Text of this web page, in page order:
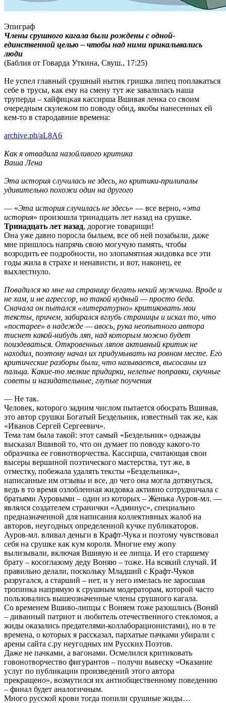
Эпиграф
Члены срушного кагала были рождены с одной-
единственной целью – чтобы над ними прикалывались
люди
(Баблия от Говарда Уткина, Свуш., 17:25)
Не успел главный срушный нытик гришка липец поплакаться
себе в трусы, как ему на смену тут же завалилась наша
труперда – хайфицкая кассирша Вшивая ленка со своим
очередным скулежом по поводу обид, якобы нанесенных ей
кем-то в стародавние времена:
archive.ph/aL8A6
Как я отвадила назойливого критика
Ваша Лена
Эта история случилась не здесь, но критики-прилипалы
удивительно похожи один на другого
— «Эта история случилась не здесь» — все верно, «эта
история» произошла тринадцать лет назад на срушке.
Тринадцать лет назад, дорогие товарищи!
Она уже давно поросла быльем, все об ней позабыли, даже
мне пришлось напрячь свою могучую память, чтобы
возродить ее подробности, но злопамятная жидовка все эти
годы жила в страхе и ненависти, и вот, наконец, ее
выхлестнуло.
Повадился ко мне на страницу бегать некий мужчина. Вроде и
не хам, и не агрессор, но такой нудный — просто беда.
Сначала он пытался «литературно» критиковать мои
тексты, причем, забирался вглубь страницы и искал то, что
«постарее» в надежде — авось, рука неопытного автора
тиснет какой-нибудь ляп, над которым можно будет
поиздеваться. Откровенных ляпов активный критик не
находил, поэтому начал их придумывать на ровном месте. Его
критические разборы были, что называется, высосаны из
пальца. Какие-то мелкие придирки, нелепые поправки, скучные
советы и назидательные, глупые поучения
— Не так.
Человек, которого задним числом пытается обосрать Вшивая,
это автор срушки Богатый Бездельник, известный так же, как
«Иванов Сергей Сергеевич».
Тема там была такой: этот самый «Бездельник» однажды
высказал Вшивой то, что он думает по поводу какого-то
образчика ее говнотворчества. Кассирша, считающая свои
высеры вершиной поэтического мастерства, тут же, в
отместку, побежала удалять тексты «Бездельника»,
написанные им отзывы и все, до чего она могла дотянуться,
ведь в то время озлобленная жидовка активно сотрудничала с
братьями Ауровыми – один из которых – Женька Ауров-мл. —
являлся создателем странички «Админус», специально
предназначенной для написания коллективных жалоб на
авторов, неугодных определенной кучке публикаторов.
Ауров-мл. вливал деньги в Крафт-Чука и поэтому чувствовал
себя на срушке как кум короля. Многие ему жопу
вылизывали, включая Вшивую и ее липца. И его старшему
брату – косоглазому деду Воняю – тоже. На всякий случай. И
правильно делали, поскольку Младший с Крафт-Чуков
разругался, а старший – нет, и у него имелась не заросшая
тропинка напрямую к срушным модераторам, которой часто
пользовались вышеозначенные члены срушного кагала.
Со временем Вшиво-липцы с Воняем тоже разошлись (Воняй
– диванный патриот и любитель отечественного стекломоя, а
жиды оказались предателями-коллаборационистами), но в те
времена, о которых я рассказал, пархатые пачками убирали с
арены сайта с.ру неугодных им Русских Поэтов.
Даже не пачками, а вагонами. Осмелился критиковать
говонотворчество фигурантов – получи вывеску «Оказание
услуг по публикации произведений этого автора
прекращено», возмутился их антиобщественному поведению
– финал будет аналогичным.
Много русской крови тогда попили срушные жиды…